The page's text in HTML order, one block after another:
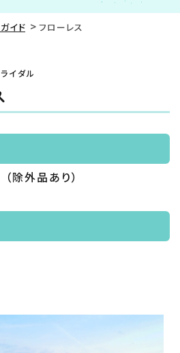
イド フローレス
イダル
除外品あり）